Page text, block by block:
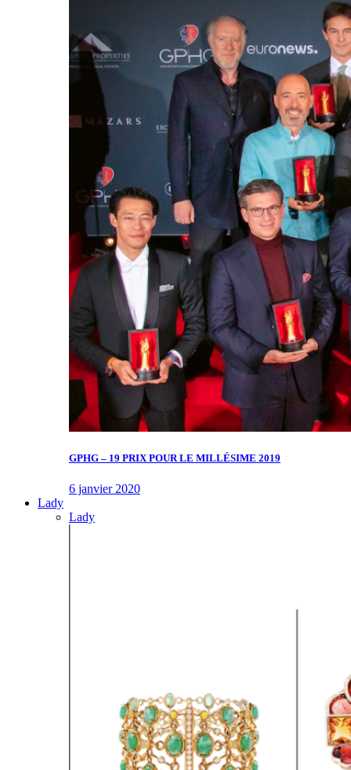
GPHG – 19 PRIX POUR LE MILLÉSIME 2019
6 janvier 2020
Lady
Lady